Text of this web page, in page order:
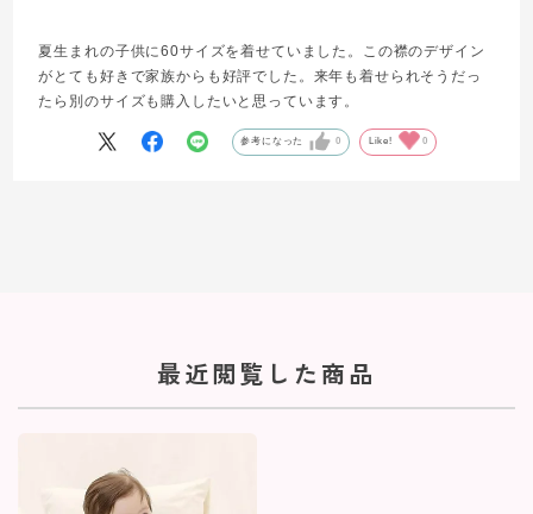
夏生まれの子供に60サイズを着せていました。この襟のデザイン
がとても好きで家族からも好評でした。来年も着せられそうだっ
たら別のサイズも購入したいと思っています。
参考になった 0 Like! 0
最近閲覧した商品